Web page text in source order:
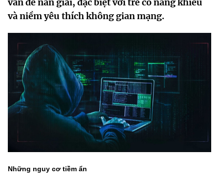
Cơ cấu tổ chức
Lịch sử phát triển
Sở Khoa học và Công nghệ
Khoa học và Công nghệ
Đổi mới sáng tạo
Chuyển đổi số
Bưu chính, Viễn thông
Sở hữu trí tuệ
Tiêu chuẩn, đo lường, chất lượng
Năng lượng nguyên tử
Dịch vụ công
Hệ thống văn bản
Văn bản QPPL
Văn bản chỉ đạo điều hành
Lấy ý kiến người dân về dự thảo VBQPPL
MST IOFFICE
THỐNG KÊ
Khoa học và Công nghệ
Đổi mới sáng tạo
Bưu chính, Viễn thông
Multimedia
THƯ ĐIỆN TỬ
Khác
và niềm yêu thích không gian mạng.
Những nguy cơ tiềm ẩn